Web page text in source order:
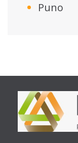
Puno